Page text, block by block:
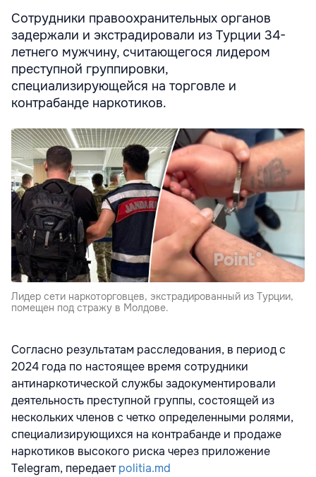
Сотрудники правоохранительных органов
задержали и экстрадировали из Турции 34-
летнего мужчину, считающегося лидером
преступной группировки,
специализирующейся на торговле и
контрабанде наркотиков.
Лидер сети наркоторговцев, экстрадированный из Турции,
помещен под стражу в Молдове.
Согласно результатам расследования, в период с
2024 года по настоящее время сотрудники
антинаркотической службы задокументировали
деятельность преступной группы, состоящей из
нескольких членов с четко определенными ролями,
специализирующихся на контрабанде и продаже
наркотиков высокого риска через приложение
Telegram, передаетpolitia.md